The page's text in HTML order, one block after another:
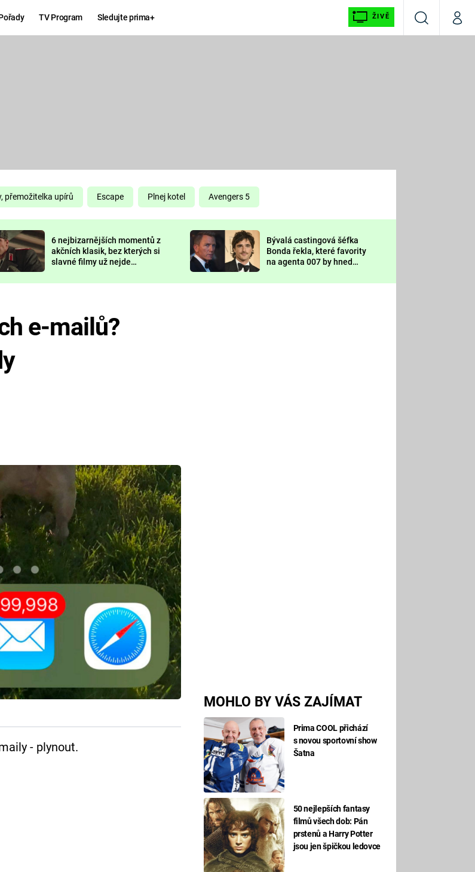
TV Program Sledujte prima+ ŽIVĚ
VyhledáváníMůj
DELIVERANCE
KOMEDIE
CHUCK
NORRIS
DEADPOOL
Prima LAJK
Sledujte nás
přemožitelka upírů Escape Plnej kotel Avengers 5
6 nejbizarnějších momentů z
akčních klasik, bez kterých si
slavné filmy už nejde
Bývalá castingová šéfka
Bonda řekla, které favority
na agenta 007 by hned
MOHLO BY VÁS ZAJÍMAT
Prima COOL přichází
s novou sportovní show
Šatna
50 nejlepších fantasy
filmů všech dob: Pán
prstenů a Harry Potter
jsou jen špičkou ledovce
e-mailů?
- plynout.